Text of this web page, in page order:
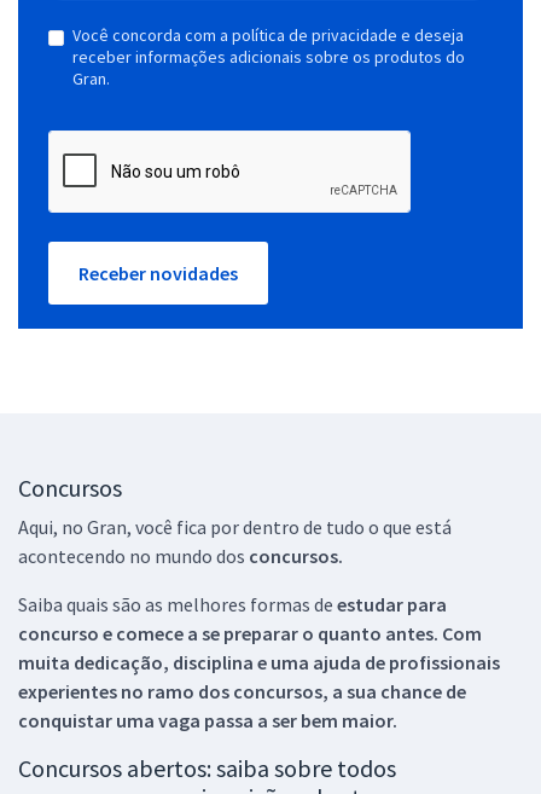
Você concorda com a política de privacidade e deseja
receber informações adicionais sobre os produtos do
Gran.
Receber novidades
Concursos
Aqui, no Gran, você fica por dentro de tudo o que está
acontecendo no mundo dos concursos.
Saiba quais são as melhores formas de estudar para
concurso e comece a se preparar o quanto antes. Com
muita dedicação, disciplina e uma ajuda de profissionais
experientes no ramo dos concursos, a sua chance de
conquistar uma vaga passa a ser bem maior.
Concursos abertos: saiba sobre todos